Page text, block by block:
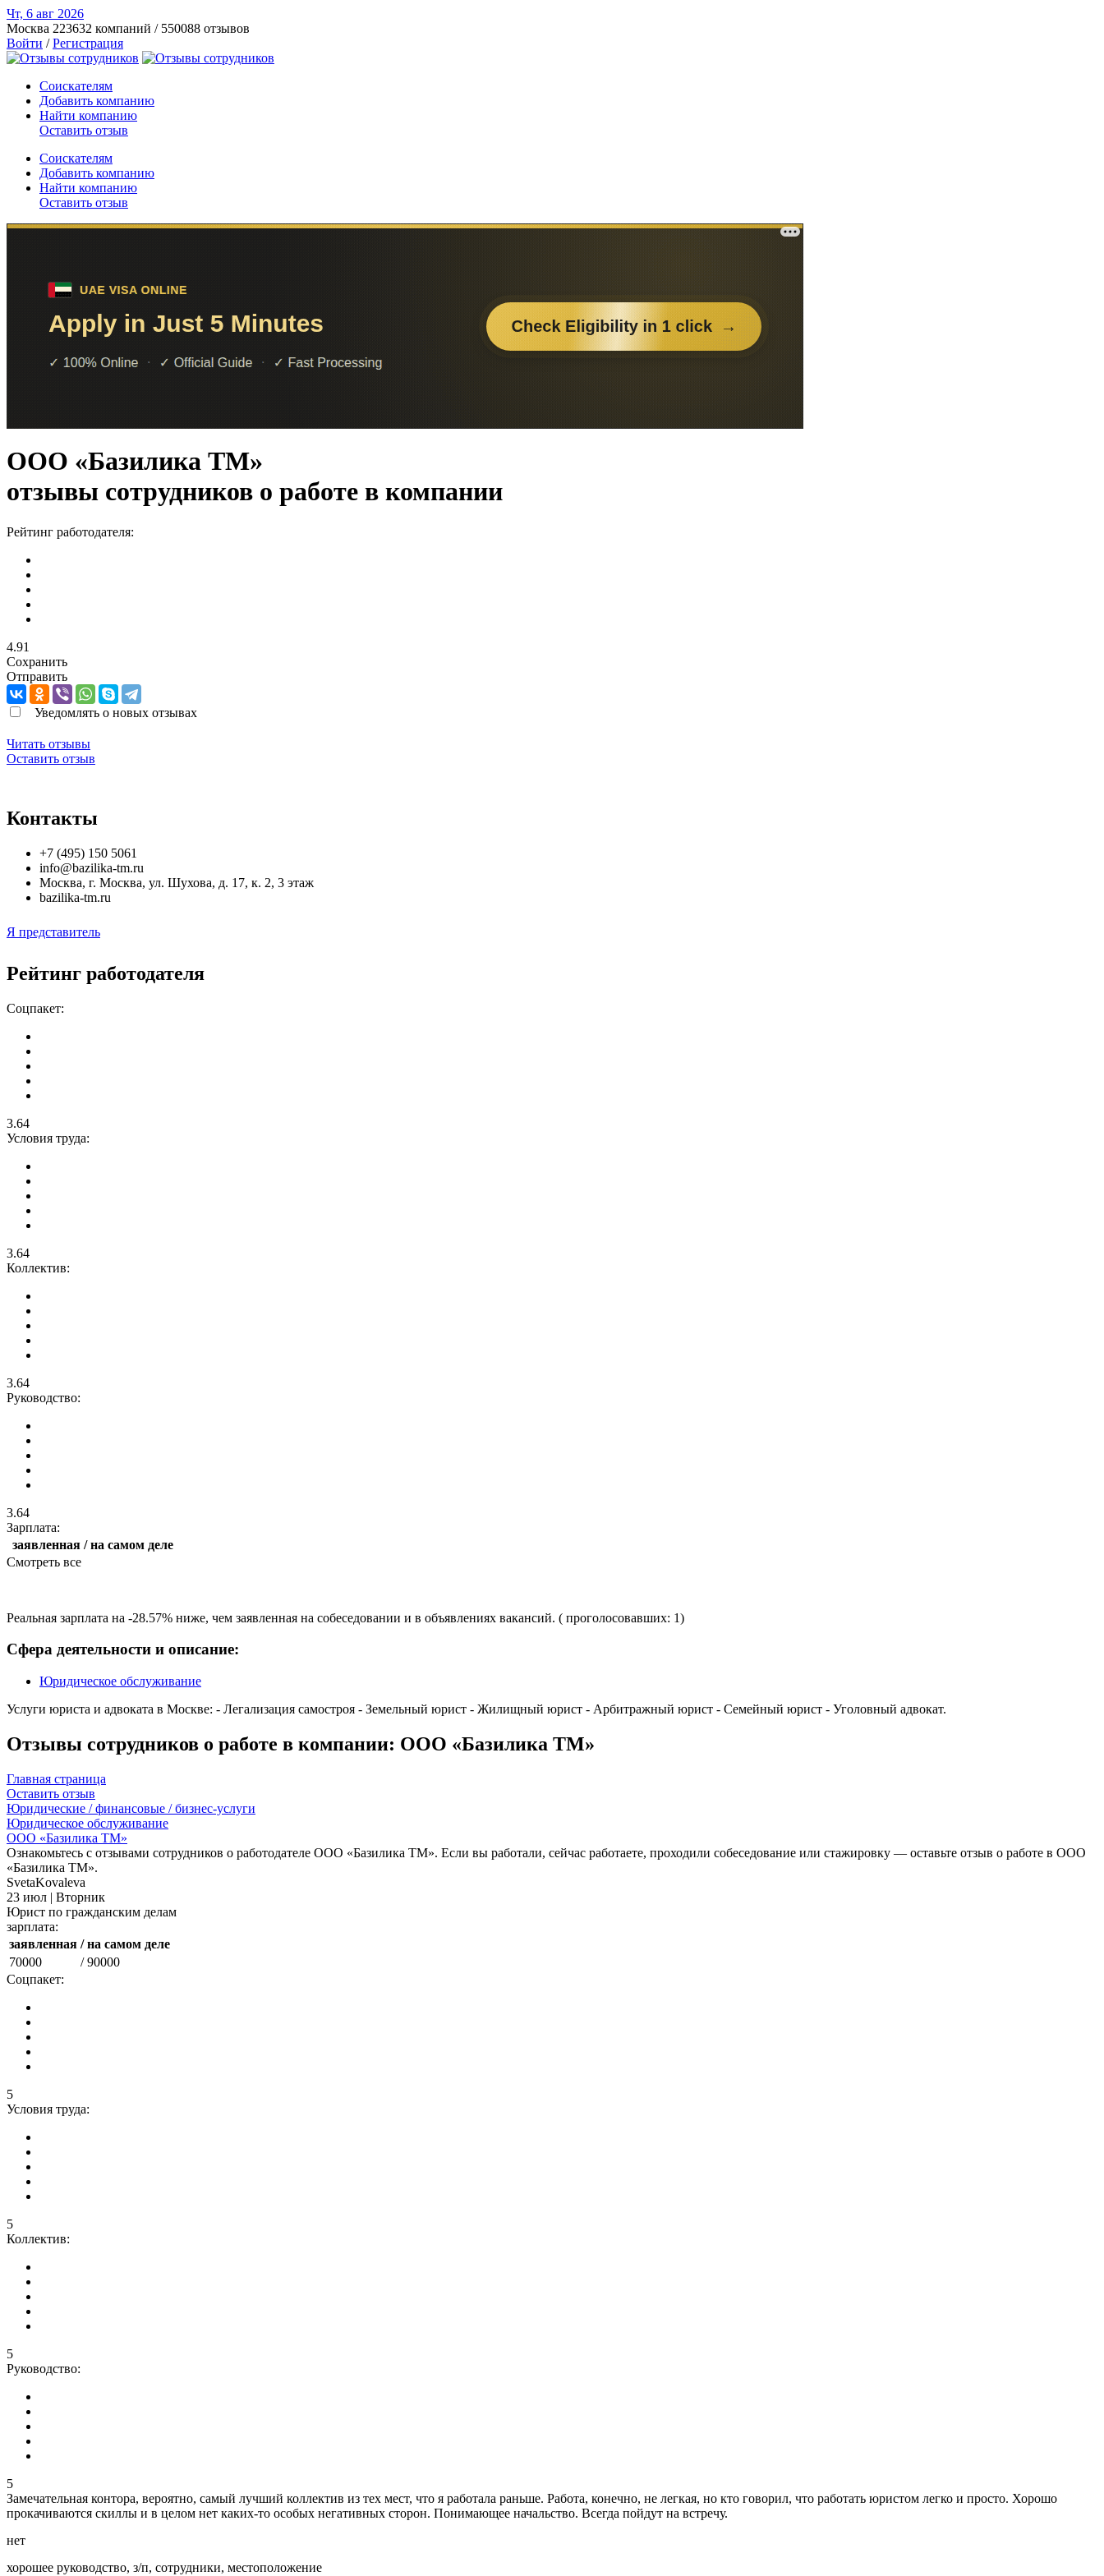
Чт, 6 авг 2026
Москва 223632 компаний / 550088 отзывов
Войти /Регистрация
Соискателям
Добавить компанию
Найти компанию
Оставить отзыв
Соискателям
Добавить компанию
Найти компанию
Оставить отзыв
ООО «Базилика ТМ»
отзывы сотрудников о работе в компании
Рейтинг работодателя:
4.91
Сохранить
Отправить
Уведомлять о новых отзывах
Читать отзывы
Оставить отзыв
Контакты
+7 (495) 150 5061
info@bazilika-tm.ru
Москва, г. Москва, ул. Шухова, д. 17, к. 2, 3 этаж
bazilika-tm.ru
Я представитель
Рейтинг работодателя
Соцпакет:
3.64
Условия труда:
3.64
Коллектив:
3.64
Руководство:
3.64
Зарплата:
заявленная / на самом деле
Смотреть все
Реальная зарплата на -28.57% ниже, чем заявленная на собеседовании и в объявлениях вакансий. ( проголосовавших: 1)
Сфера деятельности и описание:
Юридическое обслуживание
Услуги юриста и адвоката в Москве: - Легализация самостроя - Земельный юрист - Жилищный юрист - Арбитражный юрист - Семейный юрист - Уголовный адвокат.
Отзывы сотрудников о работе в компании: ООО «Базилика ТМ»
Главная страница
Оставить отзыв
Юридические / финансовые / бизнес-услуги
Юридическое обслуживание
ООО «Базилика ТМ»
Ознакомьтесь с отзывами сотрудников о работодателе ООО «Базилика ТМ». Если вы работали, сейчас работаете, проходили собеседование или стажировку — оставьте отзыв о работе в ООО
«Базилика ТМ».
SvetaKovaleva
23 июл | Вторник
Юрист по гражданским делам
зарплата:
заявленная / на самом деле
70000
/ 90000
Соцпакет:
5
Условия труда:
5
Коллектив:
5
Руководство:
5
Замечательная контора, вероятно, самый лучший коллектив из тех мест, что я работала раньше. Работа, конечно, не легкая, но кто говорил, что работать юристом легко и просто. Хорошо
прокачиваются скиллы и в целом нет каких-то особых негативных сторон. Понимающее начальство. Всегда пойдут на встречу.
нет
хорошее руководство, з/п, сотрудники, местоположение